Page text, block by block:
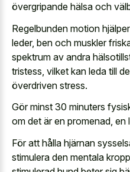
övergripande hälsa och
Regelbunden motion
leder, ben och muskler
spektrum av andra
tristess, vilket kan leda till
överdriven stress.
Gör minst 30 minuters
om det är en promenad, en
För att hålla hjärnan
stimulera den mentala